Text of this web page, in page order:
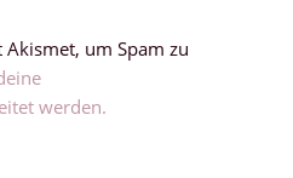
um Spam zu
werden.